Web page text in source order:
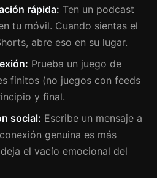
rápida: Ten un podcast
tu móvil. Cuando sientas el
abre eso en su lugar.
Prueba un juego de
finitos (no juegos con feeds
y final.
social: Escribe un mensaje a
genuina es más
el vacío emocional del